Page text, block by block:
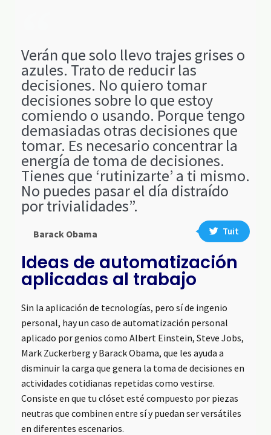
Verán que solo llevo trajes grises o
azules. Trato de reducir las
decisiones. No quiero tomar
decisiones sobre lo que estoy
comiendo o usando. Porque tengo
demasiadas otras decisiones que
tomar. Es necesario concentrar la
energía de toma de decisiones.
Tienes que ‘rutinizarte’ a ti mismo.
No puedes pasar el día distraído
por trivialidades”.
Barack Obama Tuit
Ideas de automatización
aplicadas al trabajo
Sin la aplicación de tecnologías, pero sí de ingenio
personal, hay un caso de automatización personal
aplicado por genios como Albert Einstein, Steve Jobs,
Mark Zuckerberg y Barack Obama, que les ayuda a
disminuir la carga que genera la toma de decisiones en
actividades cotidianas repetidas como vestirse.
Consiste en que tu clóset esté compuesto por piezas
neutras que combinen entre sí y puedan ser versátiles
en diferentes escenarios.